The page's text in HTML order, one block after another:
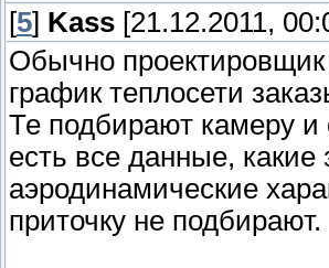
[5] Kass [21.12.2011,
Обычно
график теплосети
Те подбирают камеру
есть все данные, какие
аэродинамические
приточку не подбирают.